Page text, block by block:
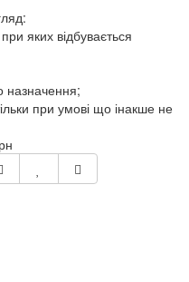
яких відбувається
назначення;
при умові що інакше не